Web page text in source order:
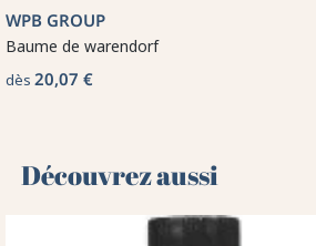
WPB GROUP
Baume de warendorf
dès 20,07 €
Découvrez aussi 🌻